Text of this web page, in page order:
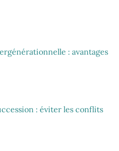
: avantages
: éviter les conflits